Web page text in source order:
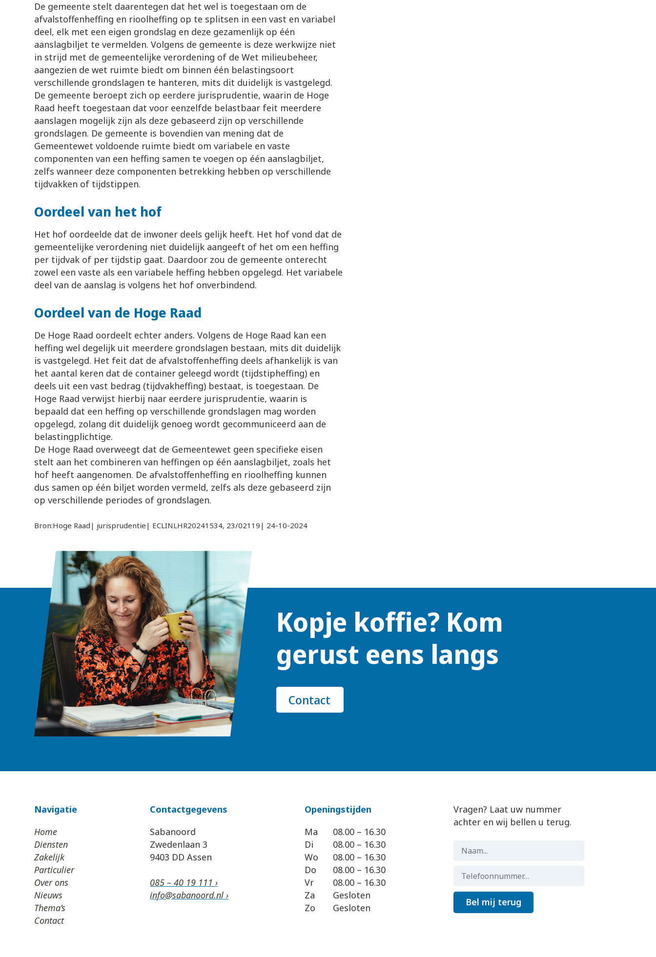
De gemeente stelt daarentegen dat het wel is toegestaan om de
afvalstoffenheffing en rioolheffing op te splitsen in een vast en variabel
deel, elk met een eigen grondslag en deze gezamenlijk op één
aanslagbiljet te vermelden. Volgens de gemeente is deze werkwijze niet
in strijd met de gemeentelijke verordening of de Wet milieubeheer,
aangezien de wet ruimte biedt om binnen één belastingsoort
verschillende grondslagen te hanteren, mits dit duidelijk is vastgelegd.
De gemeente beroept zich op eerdere jurisprudentie, waarin de Hoge
Raad heeft toegestaan dat voor eenzelfde belastbaar feit meerdere
aanslagen mogelijk zijn als deze gebaseerd zijn op verschillende
grondslagen. De gemeente is bovendien van mening dat de
Gemeentewet voldoende ruimte biedt om variabele en vaste
componenten van een heffing samen te voegen op één aanslagbiljet,
zelfs wanneer deze componenten betrekking hebben op verschillende
tijdvakken of tijdstippen.
Oordeel van het hof
Het hof oordeelde dat de inwoner deels gelijk heeft. Het hof vond dat de
gemeentelijke verordening niet duidelijk aangeeft of het om een heffing
per tijdvak of per tijdstip gaat. Daardoor zou de gemeente onterecht
zowel een vaste als een variabele heffing hebben opgelegd. Het variabele
deel van de aanslag is volgens het hof onverbindend.
Oordeel van de Hoge Raad
De Hoge Raad oordeelt echter anders. Volgens de Hoge Raad kan een
heffing wel degelijk uit meerdere grondslagen bestaan, mits dit duidelijk
is vastgelegd. Het feit dat de afvalstoffenheffing deels afhankelijk is van
het aantal keren dat de container geleegd wordt (tijdstipheffing) en
deels uit een vast bedrag (tijdvakheffing) bestaat, is toegestaan. De
Hoge Raad verwijst hierbij naar eerdere jurisprudentie, waarin is
bepaald dat een heffing op verschillende grondslagen mag worden
opgelegd, zolang dit duidelijk genoeg wordt gecommuniceerd aan de
belastingplichtige.
De Hoge Raad overweegt dat de Gemeentewet geen specifieke eisen
stelt aan het combineren van heffingen op één aanslagbiljet, zoals het
hof heeft aangenomen. De afvalstoffenheffing en rioolheffing kunnen
dus samen op één biljet worden vermeld, zelfs als deze gebaseerd zijn
op verschillende periodes of grondslagen.
Bron:Hoge Raad| jurisprudentie| ECLINLHR20241534, 23/02119| 24-10-2024
Kopje koffie? Kom
gerust eens langs
Contact
Navigatie
Home
Diensten
Zakelijk
Particulier
Over ons
Nieuws
Thema’s
Contact
Contactgegevens
Sabanoord
Zwedenlaan 3
9403 DD Assen
085 – 40 19 111 ›
info@sabanoord.nl ›
Openingstijden
Ma
Di
Wo
Do
Vr
Za
Zo
08.00 – 16.30
08.00 – 16.30
08.00 – 16.30
08.00 – 16.30
08.00 – 16.30
Gesloten
Gesloten
Vragen? Laat uw nummer
achter en wij bellen u terug.
Bel mij terug